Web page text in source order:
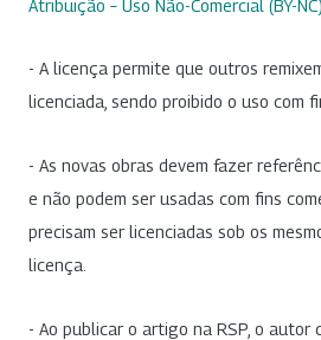
Atribuição – Uso Não-Comercial (BY-NC)
- A licença permite que outros
licenciada, sendo proibido o uso com
- As novas obras devem fazer
e não podem ser usadas com fins
precisam ser licenciadas sob os
licença.
- Ao publicar o artigo na RSP, o autor